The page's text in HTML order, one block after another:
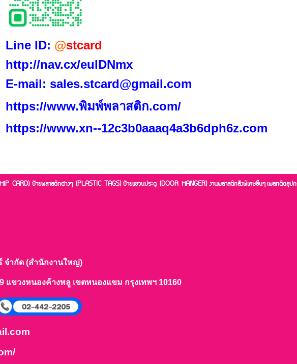
Line ID: @stcard
http://nav.cx/eulDNmx
E-mail: sales.stcard@gmail.com
https://www.พิมพ์พลาสติก.com/
https://www.xn--12c3b0aaaq4a3b6dph6z.com
CARD) ป้ายพลาสติกต่างๆ (PLASTIC TAGS) ป้ายแขวนประตู (DOOR HANGER) งานพลาสติกสั่งพิเศษอื่นๆเพลทติดอุป
จำกัด (สำนักงานใหญ่)
แขวงหนองค้างพลู เขตหนองแขม กรุงเทพฯ 10160